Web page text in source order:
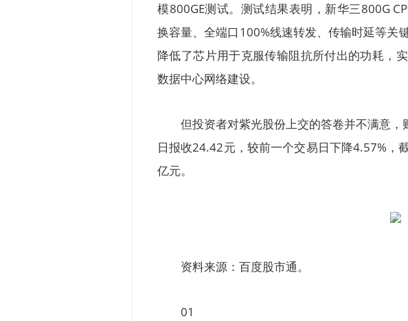
模800GE测试。测试结果表明，新华三800G
换容量、全端口100%线速转发、传输时延等关
降低了芯片用于克服传输阻抗所付出的功耗，
数据中心网络建设。
但投资者对紫光股份上交的答卷并不满意
日报收24.42元，较前一个交易日下降4.57%，
亿元。
资料来源：百度股市通。
01